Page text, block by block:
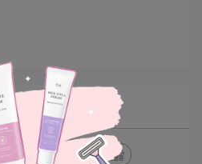
潔淨慕斯
潔淨凝露